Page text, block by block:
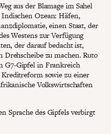
aus der Blamage im Sahel
Ozean: Häfen,
einen Staat, der
Westens zur Verfügung
der darauf bedacht ist,
zu machen. Ruto
G7-Gipfel in Frankreich
sowie zu einer
Volkswirtschaften
Sprache des Gipfels verbirgt